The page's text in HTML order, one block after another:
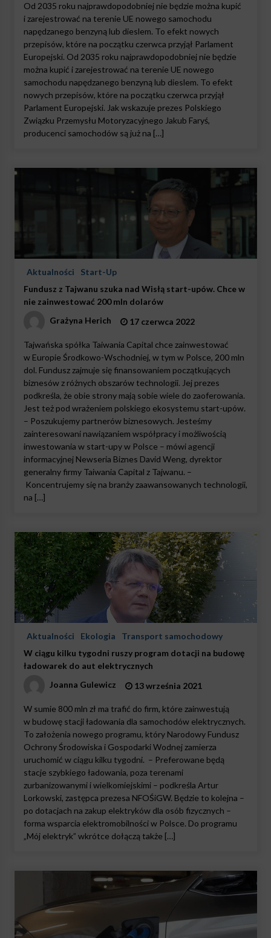
Od 2035 roku najprawdopodobniej nie będzie można kupić
i zarejestrować na terenie UE nowego samochodu
napędzanego benzyną lub dieslem. To efekt nowych
przepisów, które na początku czerwca przyjął Parlament
Europejski. Od 2035 roku najprawdopodobniej nie będzie
można kupić i zarejestrować na terenie UE nowego
samochodu napędzanego benzyną lub dieslem. To efekt
nowych przepisów, które na początku czerwca przyjął
Parlament Europejski. Jak wskazuje prezes Polskiego
Związku Przemysłu Motoryzacyjnego Jakub Faryś,
producenci samochodów są już na […]
Aktualności
Start-Up
Fundusz z Tajwanu szuka nad Wisłą start-upów. Chce w
nie zainwestować 200 mln dolarów
Grażyna Herich
17 czerwca 2022
Tajwańska spółka Taiwania Capital chce zainwestować
w Europie Środkowo-Wschodniej, w tym w Polsce, 200 mln
dol. Fundusz zajmuje się finansowaniem początkujących
biznesów z różnych obszarów technologii. Jej prezes
podkreśla, że obie strony mają sobie wiele do zaoferowania.
Jest też pod wrażeniem polskiego ekosystemu start-upów.
– Poszukujemy partnerów biznesowych. Jesteśmy
zainteresowani nawiązaniem współpracy i możliwością
inwestowania w start-upy w Polsce – mówi agencji
informacyjnej Newseria Biznes David Weng, dyrektor
generalny firmy Taiwania Capital z Tajwanu. –
Koncentrujemy się na branży zaawansowanych technologii,
na […]
Aktualności Ekologia
Transport samochodowy
W ciągu kilku tygodni ruszy program dotacji na budowę
ładowarek do aut elektrycznych
Joanna Gulewicz
13 września 2021
W sumie 800 mln zł ma trafić do firm, które zainwestują
w budowę stacji ładowania dla samochodów elektrycznych.
To założenia nowego programu, który Narodowy Fundusz
Ochrony Środowiska i Gospodarki Wodnej zamierza
uruchomić w ciągu kilku tygodni. – Preferowane będą
stacje szybkiego ładowania, poza terenami
zurbanizowanymi i wielkomiejskimi – podkreśla Artur
Lorkowski, zastępca prezesa NFOŚiGW. Będzie to kolejna –
po dotacjach na zakup elektryków dla osób fizycznych –
forma wsparcia elektromobilności w Polsce. Do programu
„Mój elektryk” wkrótce dołączą także […]